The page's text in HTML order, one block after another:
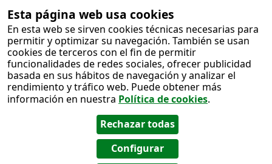
Esta página web usa cookies
En esta web se sirven cookies técnicas necesarias para
permitir y optimizar su navegación. También se usan
cookies de terceros con el fin de permitir
funcionalidades de redes sociales, ofrecer publicidad
basada en sus hábitos de navegación y analizar el
rendimiento y tráfico web. Puede obtener más
información en nuestra Política de cookies.